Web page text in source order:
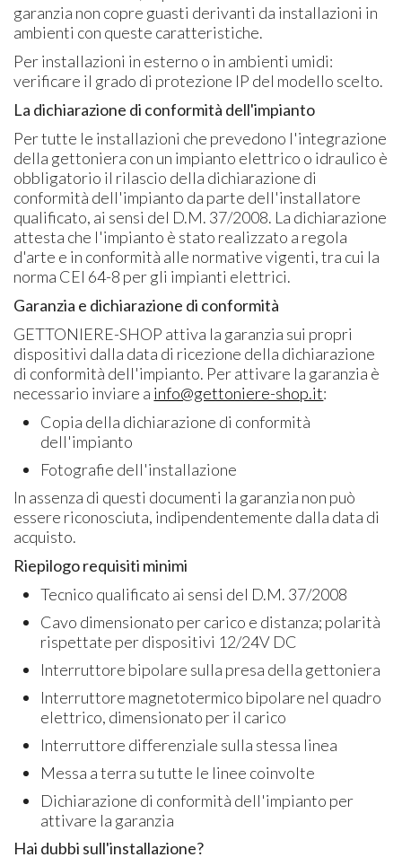
garanzia non copre guasti derivanti da installazioni in
ambienti con queste caratteristiche.
Per installazioni in esterno o in ambienti umidi:
verificare il grado di protezione IP del modello scelto.
La dichiarazione di conformità dell'impianto
Per tutte le installazioni che prevedono l'integrazione
della gettoniera con un impianto elettrico o idraulico è
obbligatorio il rilascio della dichiarazione di
conformità dell'impianto da parte dell'installatore
qualificato, ai sensi del D.M. 37/2008. La dichiarazione
attesta che l'impianto è stato realizzato a regola
d'arte e in conformità alle normative vigenti, tra cui la
norma CEI 64-8 per gli impianti elettrici.
Garanzia e dichiarazione di conformità
GETTONIERE-SHOP attiva la garanzia sui propri
dispositivi dalla data di ricezione della dichiarazione
di conformità dell'impianto. Per attivare la garanzia è
necessario inviare a info@gettoniere-shop.it:
Copia della dichiarazione di conformità
dell'impianto
Fotografie dell'installazione
In assenza di questi documenti la garanzia non può
essere riconosciuta, indipendentemente dalla data di
acquisto.
Riepilogo requisiti minimi
Tecnico qualificato ai sensi del D.M. 37/2008
Cavo dimensionato per carico e distanza; polarità
rispettate per dispositivi 12/24V DC
Interruttore bipolare sulla presa della gettoniera
Interruttore magnetotermico bipolare nel quadro
elettrico, dimensionato per il carico
Interruttore differenziale sulla stessa linea
Messa a terra su tutte le linee coinvolte
Dichiarazione di conformità dell'impianto per
attivare la garanzia
Hai dubbi sull'installazione?